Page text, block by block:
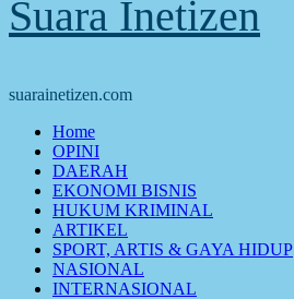
Suara Inetizen
suarainetizen.com
Primary
Menu
Home
OPINI
DAERAH
EKONOMI BISNIS
HUKUM KRIMINAL
ARTIKEL
SPORT, ARTIS & GAYA HIDUP
NASIONAL
INTERNASIONAL